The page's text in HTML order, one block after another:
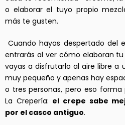
o elaborar el tuyo propio
más te gusten.
Cuando hayas despertado del
entrarás al ver cómo elaboran
vayas a disfrutarlo al aire libre a
muy pequeño y apenas hay
o tres personas, pero eso
La Crepería: el crepe sabe
por el casco antiguo.